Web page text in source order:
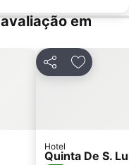
Figueira da Foz
Cidade de Coimbra
Fluvial da Zaboeira
da Leirosa
Santa Cruz do Buçaco
em
Partilhar
Hotel
Quinta De S.